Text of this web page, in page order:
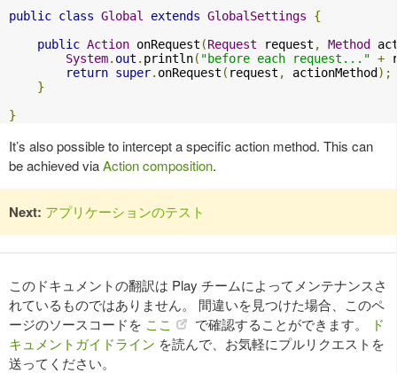
public class Global extends GlobalSettings
{
public Action onRequest (Request request , Method
System. out . println( "before each request..." +
return super. onRequest ( request , actionMethod );
}
}
It’s also possible to intercept a specific action method. This can
be achieved viaAction composition.
Next: アプリケーションのテスト
このドキュメントの翻訳は Play チームによってメンテナンスさ
れているものではありません。 間違いを見つけた場合、このペ
ージのソースコードを ここ で確認することができます。
ド
キュメントガイドライン を読んで、お気軽にプルリクエストを
送ってください。